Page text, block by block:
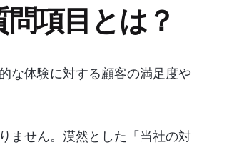
項目とは？
な体験に対する顧客の満足度や
ません。漠然とした「当社の対